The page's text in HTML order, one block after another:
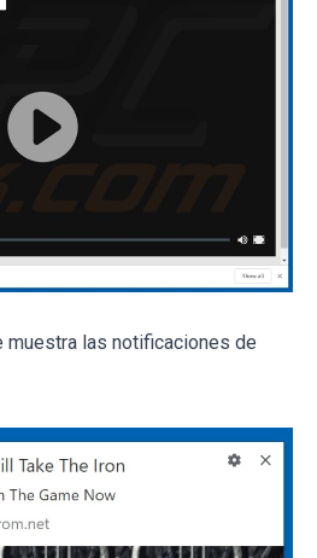
muestra las notificaciones de